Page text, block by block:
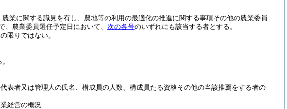
業に関する識見を有し、農地等の利用の最適化の推進に関する事項その他の農業委員
農業委員選任予定日において、 次の各号のいずれにも該当する者とする。
限りではない。
表者又は管理人の氏名、構成員の人数、構成員たる資格その他の当該推薦をする者の
経営の概況